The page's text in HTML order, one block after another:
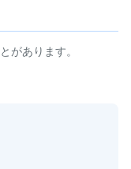
があります。